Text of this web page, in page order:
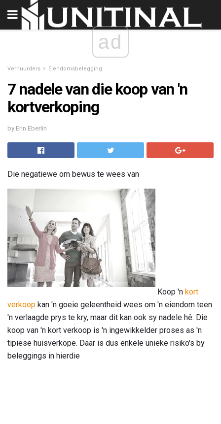
ad
Verhuurders Eiendomsbelegging
7 nadele van die koop van 'n
kortverkoping
by Erin Eberlin
Die negatiewe om bewus te wees van
Koop 'n kort
verkoop kan 'n goeie geleentheid wees om 'n eiendom teen
'n verlaagde prys te kry, maar dit kan ook sy nadele hê. Die
koop van 'n kort verkoop is 'n ingewikkelder proses as 'n
tipiese huisverkope. Daar is dus enkele unieke risiko's by
beleggings in hierdie